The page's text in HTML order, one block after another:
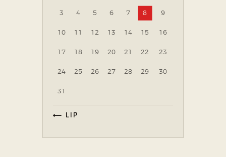
3 4 5 6 7 8 9
10 11 12 13 14 15 16
17 18 19 20 21 22 23
24 25 26 27 28 29 30
31
« LIP